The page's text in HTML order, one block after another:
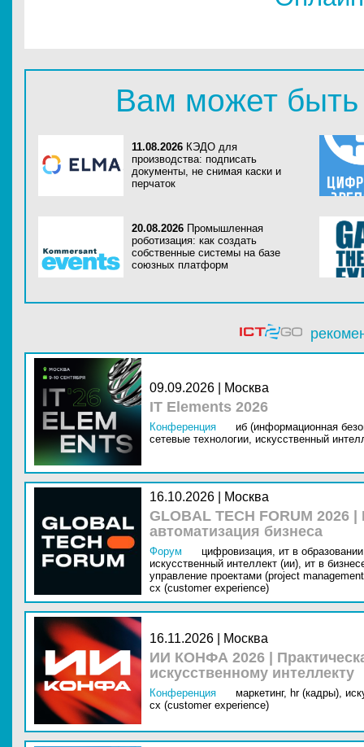
Вам может быть
11.08.2026 КЭДО для
производства: подписать
документы, не снимая каски и
перчаток
20.08.2026 Промышленная
роботизация: как создать
собственные системы на базе
союзных платформ
09.09.2026 | Москва
IT Elements 2026
Конференция
иб (информационная
сетевые технологии, искусственный
16.10.2026 | Москва
GLOBAL TECH FORUM
автоматизация бизнеса
Форум цифровизация, ит в
искусственный интеллект (ии), ит в
управление проектами (project
cx (customer experience)
16.11.2026 | Москва
ИИ КОНФА 2026 |
искусственному интеллекту
Конференция маркетинг, hr (кадры),
cx (customer experience)